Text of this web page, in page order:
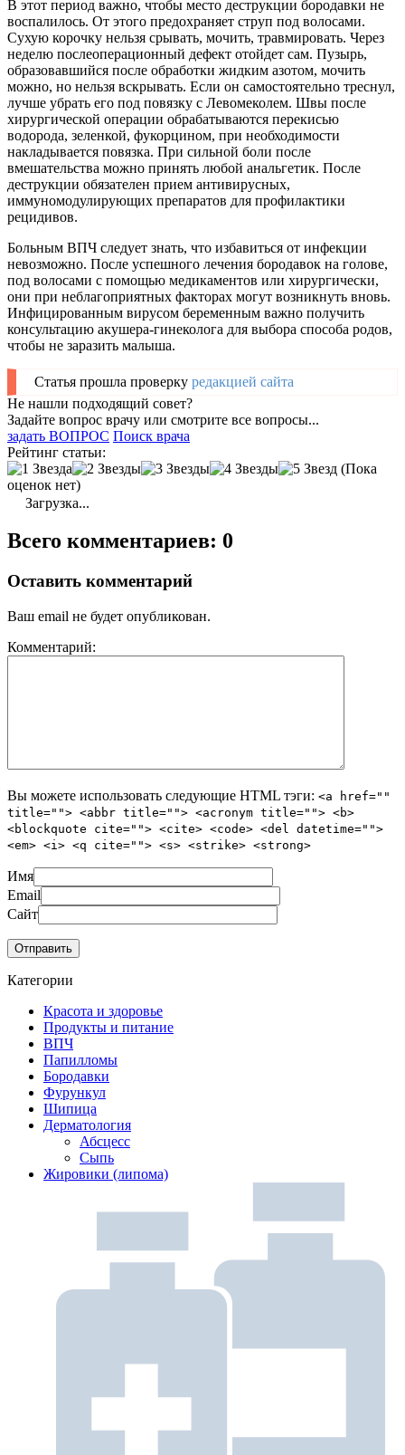
В этот период важно, чтобы место деструкции бородавки не
воспалилось. От этого предохраняет струп под волосами.
Сухую корочку нельзя срывать, мочить, травмировать. Через
неделю послеоперационный дефект отойдет сам. Пузырь,
образовавшийся после обработки жидким азотом, мочить
можно, но нельзя вскрывать. Если он самостоятельно треснул,
лучше убрать его под повязку с Левомеколем. Швы после
хирургической операции обрабатываются перекисью
водорода, зеленкой, фукорцином, при необходимости
накладывается повязка. При сильной боли после
вмешательства можно принять любой анальгетик. После
деструкции обязателен прием антивирусных,
иммуномодулирующих препаратов для профилактики
рецидивов.
Больным ВПЧ следует знать, что избавиться от инфекции
невозможно. После успешного лечения бородавок на голове,
под волосами с помощью медикаментов или хирургически,
они при неблагоприятных факторах могут возникнуть вновь.
Инфицированным вирусом беременным важно получить
консультацию акушера-гинеколога для выбора способа родов,
чтобы не заразить малыша.
Статья прошла проверку редакцией сайта
Не нашли подходящий совет?
Задайте вопрос врачу или смотрите все вопросы...
задать ВОПРОС Поиск врача
Рейтинг статьи:
(Пока
оценок нет)
Загрузка...
Всего комментариев: 0
Оставить комментарий
Ваш email не будет опубликован.
Комментарий:
Вы можете использовать следующие HTML тэги: <a href=""
title=""> <abbr title=""> <acronym title=""> <b>
<blockquote cite=""> <cite> <code> <del datetime="">
<em> <i> <q cite=""> <s> <strike> <strong>
Имя
Email
Сайт
Категории
Красота и здоровье
Продукты и питание
ВПЧ
Папилломы
Бородавки
Фурункул
Шипица
Дерматология
Абсцесс
Сыпь
Жировики (липома)